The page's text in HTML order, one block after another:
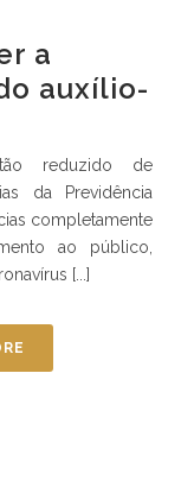
a
auxílio-
reduzido de
da Previdência
completamente
ao público,
[...]